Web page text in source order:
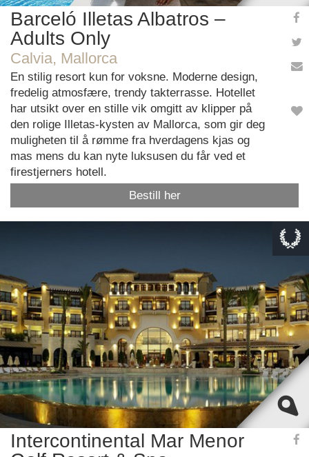
Barceló Illetas Albatros –
Adults Only
Calvia, Mallorca
En stilig resort kun for voksne. Moderne design,
fredelig atmosfære, trendy takterrasse. Hotellet
har utsikt over en stille vik omgitt av klipper på
den rolige Illetas-kysten av Mallorca, som gir deg
muligheten til å rømme fra hverdagens kjas og
mas mens du kan nyte luksusen du får ved et
firestjerners hotell.
Bestill her
This page can't load Google Maps correctly.
Do you own this website?
OK
Intercontinental Mar Menor